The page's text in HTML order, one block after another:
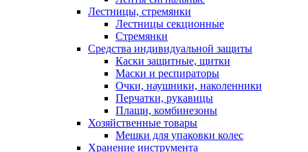
Лестницы, стремянки
Лестницы секционные
Стремянки
Средства индивидуальной защиты
Каски защитные, щитки
Маски и респираторы
Очки, наушники, наколенники
Перчатки, рукавицы
Плащи, комбинезоны
Хозяйственные товары
Мешки для упаковки колес
Хранение инструмента